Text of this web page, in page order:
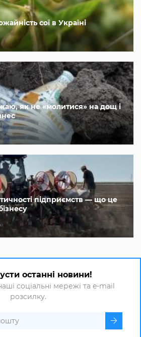
сої в Україні
як не «молитися» на дощ і
підприємств — що це
останні новини!
соціальні мережі та e-mail
розсилку.